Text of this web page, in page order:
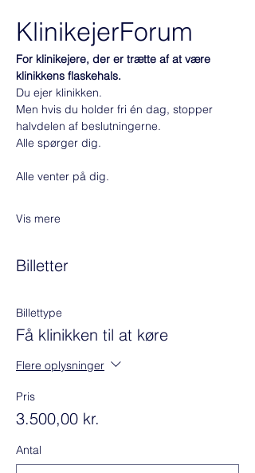
KlinikejerForum
For klinikejere, der er trætte af at være
klinikkens flaskehals.
Du ejer klinikken.
Men hvis du holder fri én dag, stopper
halvdelen af beslutningerne.
Alle spørger dig.
Alle venter på dig.
Vis mere
Billetter
Billettype
Få klinikken til at køre
Flere oplysninger
Pris
3.500,00 kr.
Antal